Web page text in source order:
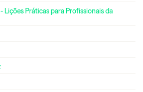
Lições Práticas para Profissionais da